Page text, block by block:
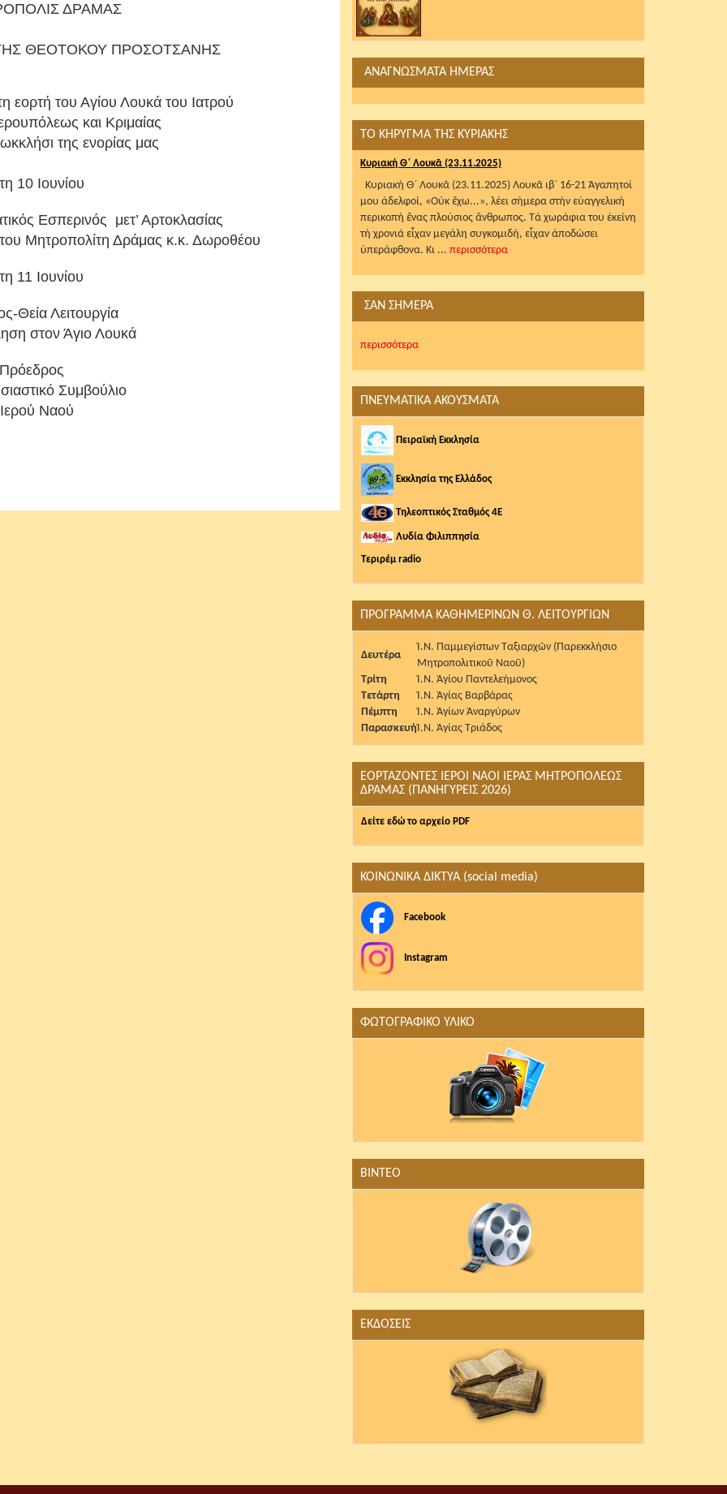
ΔΡΑΜΑΣ
ΘΕΟΤΟΚΟΥ ΠΡΟΣΟΤΣΑΝΗΣ
εορτή του Αγίου Λουκά του Ιατρού
και Κριμαίας
της ενορίας μας
10 Ιουνίου
Εσπερινός μετ’ Αρτοκλασίας
Μητροπολίτη Δράμας κ.κ. Δωροθέου
11 Ιουνίου
Θεία Λειτουργία
στον Άγιο Λουκά
Συμβούλιο
Ναού
ΑΝΑΓΝΩΣΜΑΤΑ ΗΜΕΡΑΣ
ΤΟ ΚΗΡΥΓΜΑ ΤΗΣ ΚΥΡΙΑΚΗΣ
Κυριακή Θ΄ Λουκᾶ (23.11.2025)
Κυριακή Θ΄ Λουκᾶ (23.11.2025) Λουκᾶ ιβ΄ 16-21 Ἀγαπητοί
μου ἀδελφοί, «Οὐκ ἔχω...», λέει σήμερα στήν εὐαγγελική
περικοπή ἕνας πλούσιος ἄνθρωπος. Τά χωράφια του ἐκείνη
τή χρονιά εἶχαν μεγάλη συγκομιδή, εἶχαν ἀποδώσει
ὑπεράφθονα. Κι ... περισσότερα
ΣΑΝ ΣΗΜΕΡΑ
περισσότερα
ΠΝΕΥΜΑΤΙΚΑ ΑΚΟΥΣΜΑΤΑ
Πειραϊκή Εκκλησία
Εκκλησία της Ελλάδος
Τηλεοπτικός Σταθμός 4Ε
Λυδία Φιλιππησία
Τεριρέμ radio
ΠΡΟΓΡΑΜΜΑ ΚΑΘΗΜΕΡΙΝΩΝ Θ. ΛΕΙΤΟΥΡΓΙΩΝ
Δευτέρα
Ἱ.Ν. Παμμεγίστων Ταξιαρχῶν (Παρεκκλήσιο
Μητροπολιτικοῦ Ναοῦ)
Τρίτη
Ἱ.Ν. Ἁγίου Παντελεήμονος
Τετάρτη
Ἱ.Ν. Ἁγίας Βαρβάρας
Πέμπτη
Ἱ.Ν. Ἁγίων Ἀναργύρων
ΠαρασκευήἹ.Ν. Ἁγίας Τριάδος
ΕΟΡΤΑΖΟΝΤΕΣ ΙΕΡΟΙ ΝΑΟΙ ΙΕΡΑΣ ΜΗΤΡΟΠΟΛΕΩΣ
ΔΡΑΜΑΣ (ΠΑΝΗΓΥΡΕΙΣ 2026)
Δείτε εδώ το αρχείο PDF
ΚΟΙΝΩΝΙΚΑ ΔΙΚΤΥΑ (social media)
Facebook
Instagram
ΦΩΤΟΓΡΑΦΙΚΟ ΥΛΙΚΟ
ΒΙΝΤΕΟ
ΕΚΔΟΣΕΙΣ